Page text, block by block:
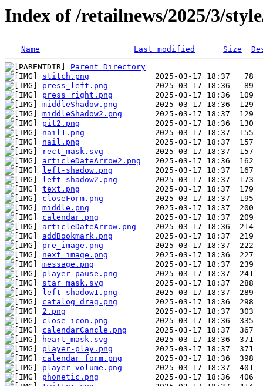
Index of /retailnews/2025/3/
Name Last modified Size
Parent Directory
stitch.png
press_left.png
press_right.png
middleShadow.png
middleShadow2.png
pit2.png
nail1.png
nail.png
rect_mask.svg
articleDateArrow2.png
left-shadow.png
left-shadow2.png
text.png
closeForm.png
middle.png
calendar.png
articleDateArrow.png
addBookmark.png
pre_image.png
next_image.png
message.png
player-pause.png
star_mask.svg
left-shadow1.png
catalog_drag.png
2.png
close-icon.png
calendarCancle.png
heart_mask.svg
player-play.png
calendar_form.png
player-volume.png
phonetic.png